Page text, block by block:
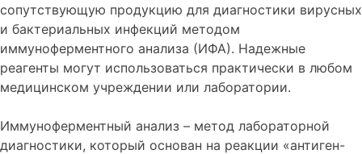
сопутствующую продукцию для диагностики вирусных
и бактериальных инфекций методом
иммуноферментного анализа (ИФА). Надежные
реагенты могут использоваться практически в любом
медицинском учреждении или лаборатории.
Иммуноферментный анализ – метод лабораторной
диагностики, который основан на реакции «антиген-